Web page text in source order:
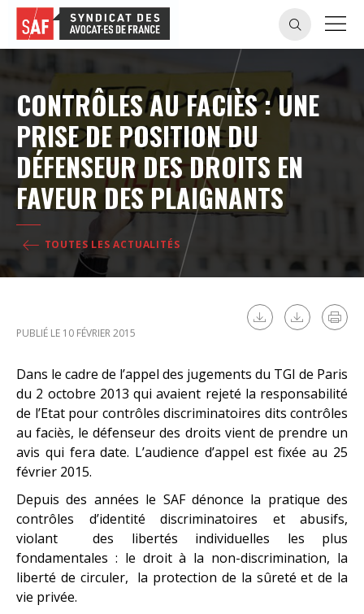
CONTRÔLES AU FACIÈS : UNE
PRISE DE POSITION DU
DÉFENSEUR DES DROITS EN
FAVEUR DES PLAIGNANTS
TOUTES LES ACTUALITÉS
PUBLIÉ LE 10 FÉVRIER 2015
Dans le cadre de l’appel des jugements du TGI de Paris
du 2 octobre 2013 qui avaient rejeté la responsabilité
de l’Etat pour contrôles discriminatoires dits contrôles
au faciès, le défenseur des droits vient de prendre un
avis qui fera date. L’audience d’appel est fixée au 25
février 2015.
Depuis des années le SAF dénonce la pratique des
contrôles d’identité discriminatoires et abusifs,
violant des libertés individuelles les plus
fondamentales : le droit à la non-discrimination, la
liberté de circuler, la protection de la sûreté et de la
vie privée.